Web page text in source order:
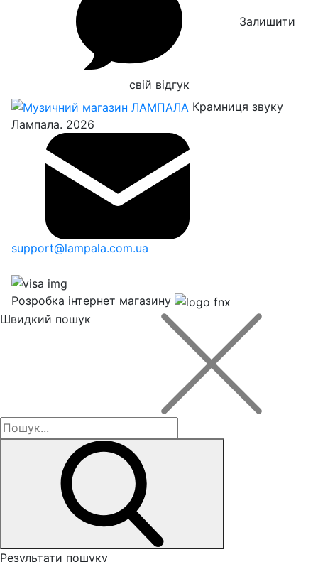
Залишити
свій відгук
Крамниця звуку
Лампала. 2026
support@lampala.com.ua
Розробка інтернет магазину
Швидкий пошук
Результати пошуку